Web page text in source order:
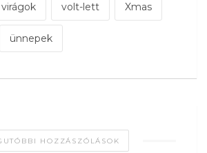
virágok volt-lett Xmas
ünnepek
HOZZÁSZÓLÁSOK